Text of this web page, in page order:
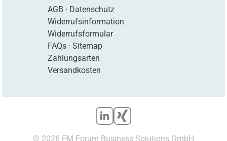
AGB · Datenschutz
Widerrufsinformation
Widerrufsformular
FAQs· Sitemap
Zahlungsarten
Versandkosten
© 2026 FM Forum Business Solutions GmbH